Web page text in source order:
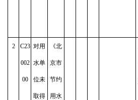
2 C23
002
00
对用
水单
位未
取得
《北
京市
节约
用水